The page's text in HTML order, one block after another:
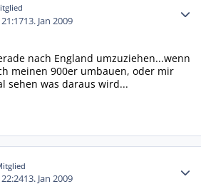
13. Jan 2009
nach England umzuziehen...wenn
meinen 900er umbauen, oder mir
sehen was daraus wird...
13. Jan 2009